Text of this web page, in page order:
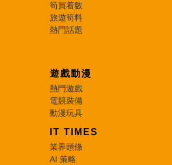
筍買着數
旅遊筍料
熱門話題
遊戲動漫
熱門遊戲
電競裝備
動漫玩具
IT TIMES
業界頭條
AI 策略